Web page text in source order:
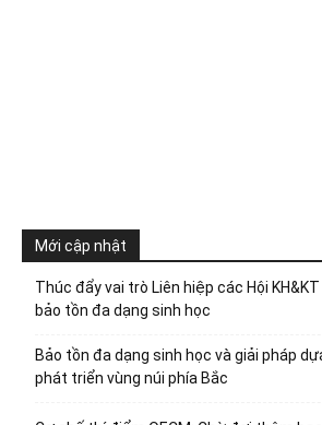
Mới cập nhật
Thúc đẩy vai trò Liên hiệp các Hội
bảo tồn đa dạng sinh học
Bảo tồn đa dạng sinh học và giải pháp
phát triển vùng núi phía Bắc